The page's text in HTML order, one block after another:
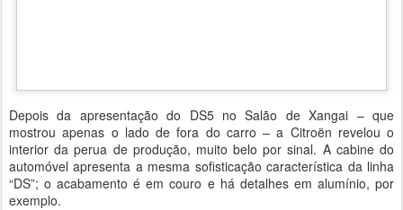
Depois da apresentação do DS5 no Salão de Xangai – que
mostrou apenas o lado de fora do carro – a Citroën revelou o
interior da perua de produção, muito belo por sinal. A cabine do
automóvel apresenta a mesma sofisticação característica da linha
“DS”; o acabamento é em couro e há detalhes em alumínio, por
exemplo.